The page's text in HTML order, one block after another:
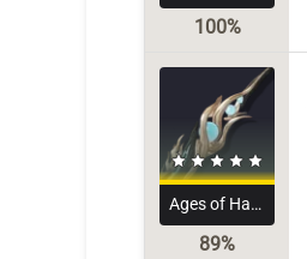
100%
Ages of Harvest
89%